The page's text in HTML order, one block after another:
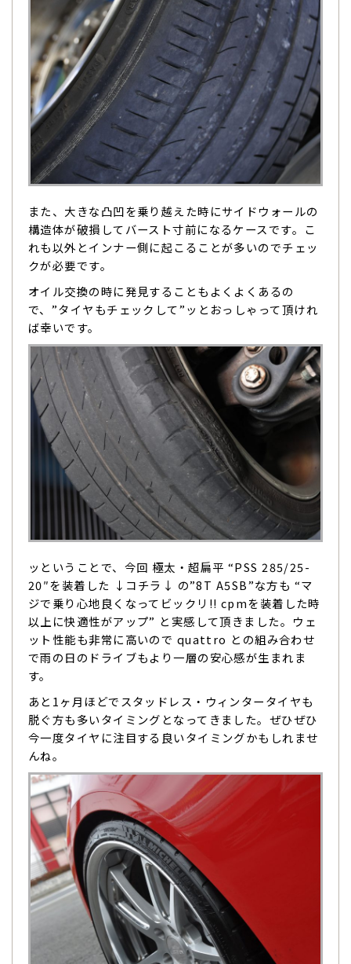
また、大きな凸凹を乗り越えた時にサイドウォールの
構造体が破損してバースト寸前になるケースです。こ
れも以外とインナー側に起こることが多いのでチェッ
クが必要です。
オイル交換の時に発見することもよくよくあるの
で、”タイヤもチェックして”ッとおっしゃって頂けれ
ば幸いです。
ッということで、今回 極太・超扁平 “PSS 285/25-
20″を装着した ↓コチラ↓ の”8T A5SB”な方も “マ
ジで乗り心地良くなってビックリ!! cpmを装着した時
以上に快適性がアップ” と実感して頂きました。ウェ
ット性能も非常に高いので quattro との組み合わせ
で雨の日のドライブもより一層の安心感が生まれま
す。
あと1ヶ月ほどでスタッドレス・ウィンタータイヤも
脱ぐ方も多いタイミングとなってきました。ぜひぜひ
今一度タイヤに注目する良いタイミングかもしれませ
んね。